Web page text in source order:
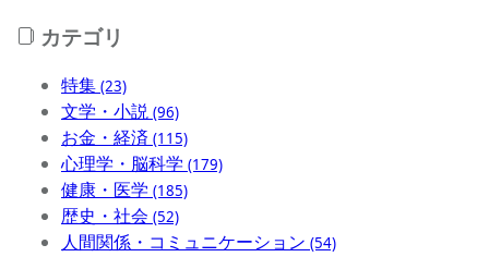
カテゴリ
特集 (23)
文学・小説 (96)
お金・経済 (115)
心理学・脳科学 (179)
健康・医学 (185)
歴史・社会 (52)
人間関係・コミュニケーション (54)